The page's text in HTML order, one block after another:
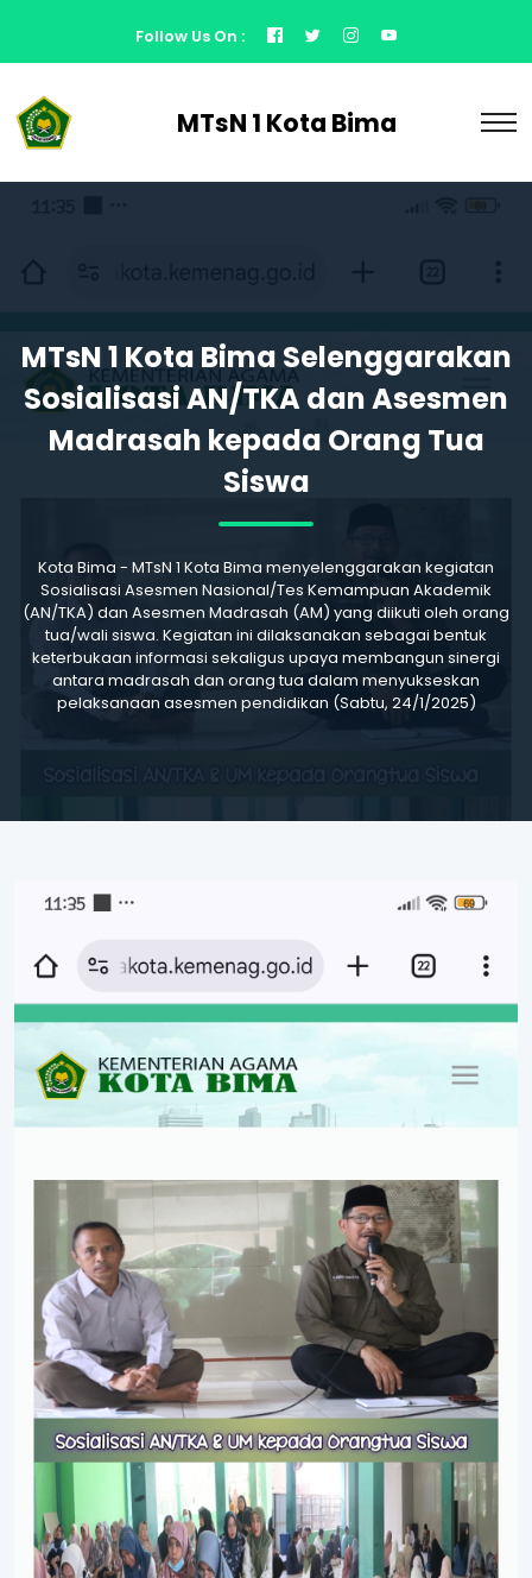
Follow Us On :
MTsN 1 Kota Bima
MTsN 1 Kota Bima Selenggarakan
Sosialisasi AN/TKA dan Asesmen
Madrasah kepada Orang Tua
Siswa
Kota Bima - MTsN 1 Kota Bima menyelenggarakan kegiatan
Sosialisasi Asesmen Nasional/Tes Kemampuan Akademik
(AN/TKA) dan Asesmen Madrasah (AM) yang diikuti oleh orang
tua/wali siswa. Kegiatan ini dilaksanakan sebagai bentuk
keterbukaan informasi sekaligus upaya membangun sinergi
antara madrasah dan orang tua dalam menyukseskan
pelaksanaan asesmen pendidikan (Sabtu, 24/1/2025)